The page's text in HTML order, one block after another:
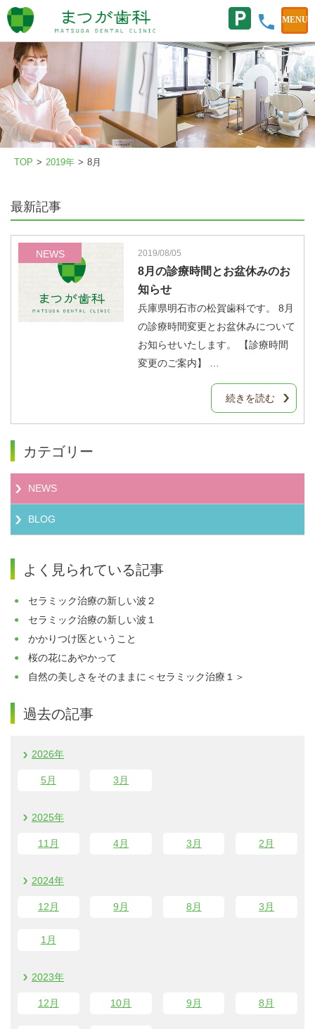
TOP > 2019年 > 8月
最新記事
NEWS 2019/08/05
8月の診療時間とお盆休みのお
知らせ
兵庫県明石市の松賀歯科です。 8月
の診療時間変更とお盆休みについて
お知らせいたします。 【診療時間
変更のご案内】 …
続きを読む
カテゴリー
NEWS
BLOG
よく見られている記事
セラミック治療の新しい波２
セラミック治療の新しい波１
かかりつけ医ということ
桜の花にあやかって
自然の美しさをそのままに＜セラミック治療１＞
過去の記事
2026年
5 月 3 月
2025年
11 月 4月 3 月 2 月
2024年
12 月 9 月 8 月 3 月
1 月
2023年
12 月 10月 9 月 8 月